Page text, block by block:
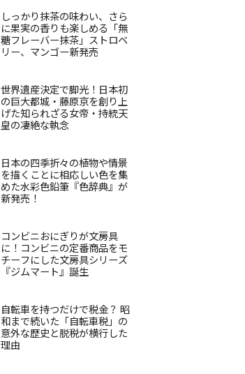
しっかり抹茶の味わい、さら
に果実の香りも楽しめる「無
糖フレーバー抹茶」ストロベ
リー、マンゴー新発売
世界遺産決定で脚光！日本初
の巨大都城・藤原京を創り上
げた知られざる女帝・持統天
皇の凄絶な執念
日本の四季折々の植物や情景
を描くことに相応しい色を集
めた水彩色鉛筆『色辞典』が
新発売！
コンビニおにぎりが文房具
に！コンビニの定番商品をモ
チーフにした文房具シリーズ
『ジムマート』誕生
自転車を持つだけで税金？ 昭
和まで続いた「自転車税」の
意外な歴史と脱税が横行した
理由